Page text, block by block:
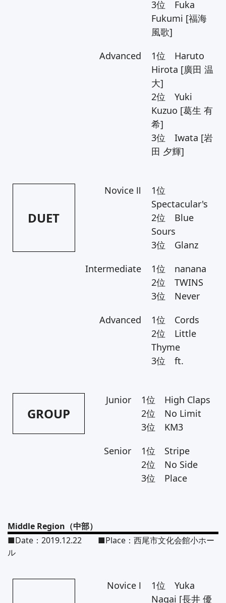
3位 Fuka
Fukumi [福海
風歌]
Advanced
1位 Haruto
Hirota [廣田 温
大]
2位 Yuki
Kuzuo [葛生 有
希]
3位 Iwata [岩
田 夕輝]
DUET
Novice Ⅱ
1位
Spectacular's
2位 Blue
Sours
3位 Glanz
Intermediate
1位 nanana
2位 TWINS
3位 Never
Advanced
1位 Cords
2位 Little
Thyme
3位 ft.
GROUP
Junior
1位 High Claps
2位 No Limit
3位 KM3
Senior
1位 Stripe
2位 No Side
3位 Place
Middle Region（中部）
■Date：2019.12.22 ■Place：西尾市文化会館小ホー
ル
Novice Ⅰ
1位 Yuka
Nagai [長井 優